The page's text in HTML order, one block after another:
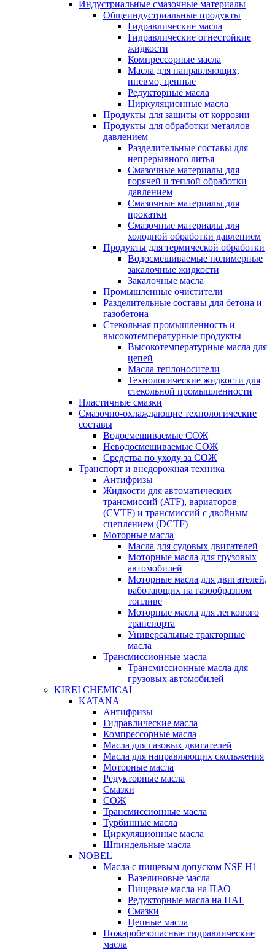
Индустриальные смазочные материалы
Общеиндустриальные продукты
Гидравлические масла
Гидравлические огнестойкие
жидкости
Компрессорные масла
Масла для направляющих,
пневмо, цепные
Редукторные масла
Циркуляционные масла
Продукты для защиты от коррозии
Продукты для обработки металлов
давлением
Разделительные составы для
непрерывного литья
Смазочные материалы для
горячей и теплой обработки
давлением
Смазочные материалы для
прокатки
Смазочные материалы для
холодной обработки давлением
Продукты для термической обработки
Водосмешиваемые полимерные
закалочные жидкости
Закалочные масла
Промышленные очистители
Разделительные составы для бетона и
газобетона
Стекольная промышленность и
высокотемпературные продукты
Высокотемпературные масла для
цепей
Масла теплоносители
Технологические жидкости для
стекольной промышленности
Пластичные смазки
Смазочно-охлаждающие технологические
составы
Водосмешиваемые СОЖ
Неводосмешиваемые СОЖ
Средства по уходу за СОЖ
Транспорт и внедорожная техника
Антифризы
Жидкости для автоматических
трансмиссий (ATF), вариаторов
(CVTF) и трансмиссий с двойным
сцеплением (DCTF)
Моторные масла
Масла для судовых двигателей
Моторные масла для грузовых
автомобилей
Моторные масла для двигателей,
работающих на газообразном
топливе
Моторные масла для легкового
транспорта
Универсальные тракторные
масла
Трансмиссионные масла
Трансмиссионные масла для
грузовых автомобилей
KIREI CHEMICAL
KATANA
Антифризы
Гидравлические масла
Компрессорные масла
Масла для газовых двигателей
Масла для направляющих скольжения
Моторные масла
Редукторные масла
Смазки
СОЖ
Трансмиссионные масла
Турбинные масла
Циркуляционные масла
Шпиндельные масла
NOBEL
Масла с пищевым допуском NSF H1
Вазелиновые масла
Пищевые масла на ПАО
Редукторные масла на ПАГ
Смазки
Цепные масла
Пожаробезопасные гидравлические
масла